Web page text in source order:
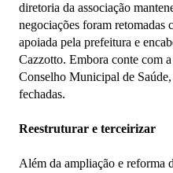
diretoria da associação
negociações foram retomadas
apoiada pela prefeitura e
Cazzotto. Embora conte com
Conselho Municipal de
fechadas.
Reestruturar e terceirizar
Além da ampliação e reforma